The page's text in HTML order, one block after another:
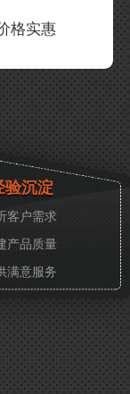
格实惠
验沉淀
客户需求
产品质量
满意服务